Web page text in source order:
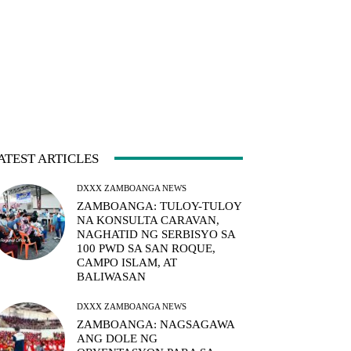
ARTICLES
DXXX ZAMBOANGA NEWS
ZAMBOANGA: TULOY-TULOY
NA KONSULTA CARAVAN,
NAGHATID NG SERBISYO SA
100 PWD SA SAN ROQUE,
CAMPO ISLAM, AT
BALIWASAN
DXXX ZAMBOANGA NEWS
ZAMBOANGA: NAGSAGAWA
ANG DOLE NG